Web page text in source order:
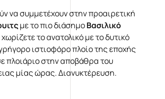
να συμμετέχουν στην προαιρετική
με το πιο διάσημοΒασιλικό
το ανατολικό με το δυτικό
ιστιοφόρο πλοίο της εποχής
πλοιάριο στην αποβάθρα του
μίας ώρας. Διανυκτέρευση.